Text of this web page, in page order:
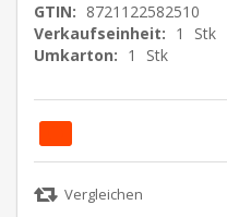
GTIN: 8721122582510
Verkaufseinheit: 1
Stk
Umkarton: 1 Stk